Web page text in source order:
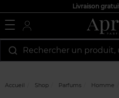
Livraison
Rechercher un produit,
Accueil Shop Parfums Homme